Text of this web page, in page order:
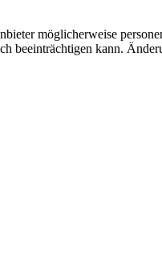
möglicherweise
beeinträchtigen kann.